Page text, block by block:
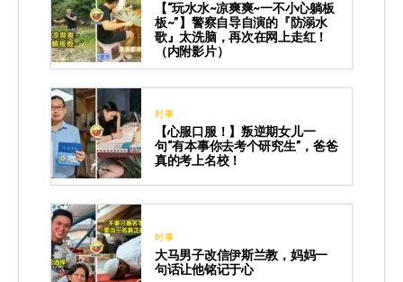
【“玩水水~凉爽爽~一不小心躺板
板~”】警察自导自演的『防溺水
歌』太洗脑，再次在网上走红！
（内附影片）
时事
【心服口服！】叛逆期女儿一
句“有本事你去考个研究生”，爸爸
真的考上名校！
时事
大马男子改信伊斯兰教，妈妈一
句话让他铭记于心